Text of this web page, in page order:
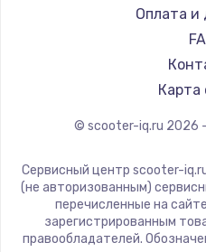
Оплата и
Карта
© scooter-iq.ru 2026
Сервисный центр scooter-
(не авторизованным)
перечисленные на
зарегистрированным
правообладателей.